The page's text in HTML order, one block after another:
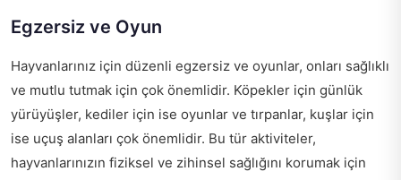
Egzersiz ve Oyun
Hayvanlarınız için düzenli egzersiz ve oyunlar, onları sağlıklı
ve mutlu tutmak için çok önemlidir. Köpekler için günlük
yürüyüşler, kediler için ise oyunlar ve tırpanlar, kuşlar için
ise uçuş alanları çok önemlidir. Bu tür aktiviteler,
hayvanlarınızın fiziksel ve zihinsel sağlığını korumak için